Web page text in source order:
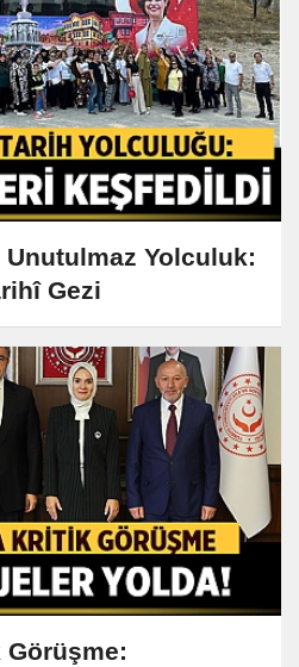
Unutulmaz Yolculuk:
Gezi
Görüşme: